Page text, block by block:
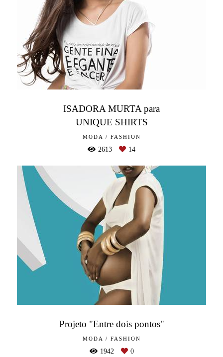
ISADORA MURTA para
UNIQUE SHIRTS
MODA / FASHION
2613 14
Projeto "Entre dois pontos"
MODA / FASHION
1942 0